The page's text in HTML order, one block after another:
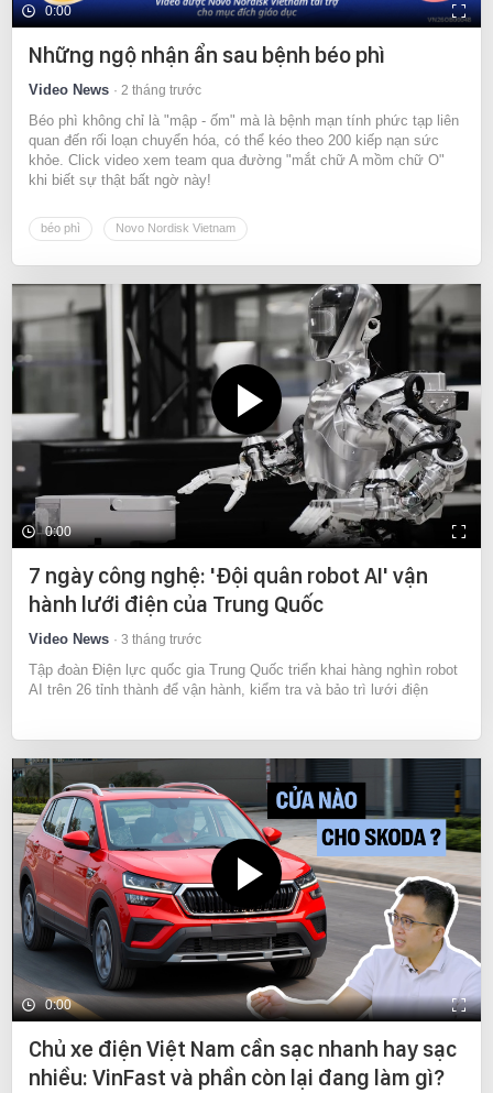
0:00
Những ngộ nhận ẩn sau bệnh béo phì
Video News 2 tháng trước
Béo phì không chỉ là "mập - ốm" mà là bệnh mạn tính phức tạp liên
quan đến rối loạn chuyển hóa, có thể kéo theo 200 kiếp nạn sức
khỏe. Click video xem team qua đường "mắt chữ A mồm chữ O"
khi biết sự thật bất ngờ này!
béo phì Novo Nordisk Vietnam
0:00
7 ngày công nghệ: 'Đội quân robot AI' vận
hành lưới điện của Trung Quốc
Video News 3 tháng trước
Tập đoàn Điện lực quốc gia Trung Quốc triển khai hàng nghìn robot
AI trên 26 tỉnh thành để vận hành, kiểm tra và bảo trì lưới điện
0:00
Chủ xe điện Việt Nam cần sạc nhanh hay sạc
nhiều: VinFast và phần còn lại đang làm gì?